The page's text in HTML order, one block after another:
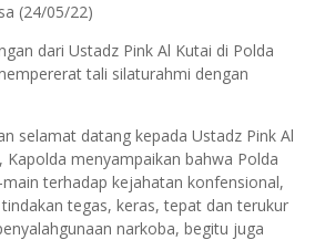
(24/05/22)
dari Ustadz Pink Al Kutai di Polda
tali silaturahmi dengan
selamat datang kepada Ustadz Pink Al
Kapolda menyampaikan bahwa Polda
terhadap kejahatan konfensional,
tegas, keras, tepat dan terukur
narkoba, begitu juga